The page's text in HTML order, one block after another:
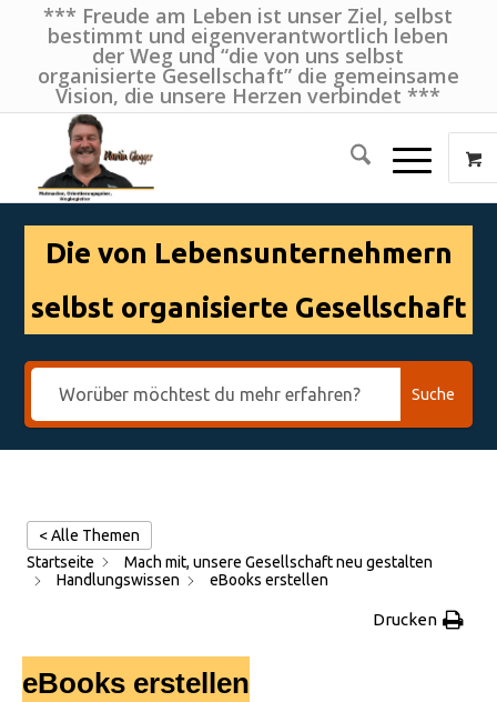
*** Freude am Leben ist unser Ziel, selbst
bestimmt und eigenverantwortlich leben
der Weg und “die von uns selbst
organisierte Gesellschaft” die gemeinsame
Vision, die unsere Herzen verbindet ***
Die von Lebensunternehmern
selbst organisierte Gesellschaft
Suche
< Alle Themen
Startseite
Mach mit, unsere Gesellschaft neu gestalten
Handlungswissen
eBooks erstellen
Drucken
eBooks erstellen